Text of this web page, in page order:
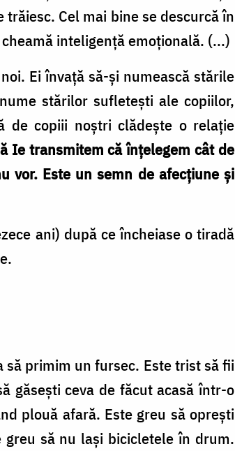
Cel mai bine se descurcă în
inteligență emoțională. (...)
Ei învață să-și numească stările
stărilor sufletești ale copiilor,
de copiii noștri clădește o relație
Ie transmitem că înțelegem cât de
vor. Este un semn de afecțiune și
ani) după ce încheiase o tiradă
să primim un fursec. Este trist să fii
găsești ceva de făcut acasă într-o
plouă afară. Este greu să oprești
să nu lași bicicletele în drum.